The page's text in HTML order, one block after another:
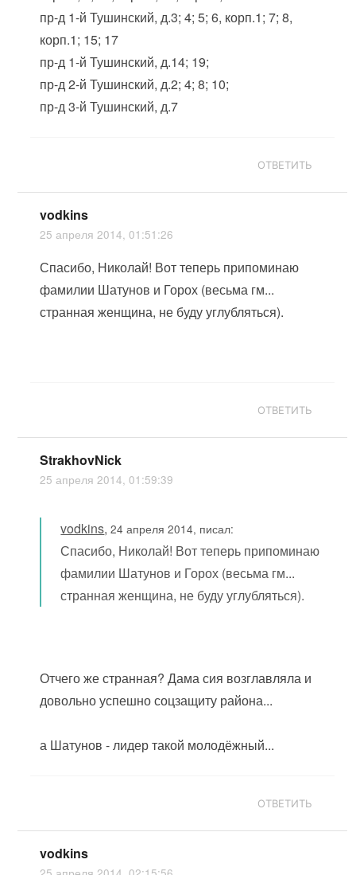
пр-д 1-й Тушинский, д.3; 4; 5; 6, корп.1; 7; 8,
корп.1; 15; 17
пр-д 1-й Тушинский, д.14; 19;
пр-д 2-й Тушинский, д.2; 4; 8; 10;
пр-д 3-й Тушинский, д.7
ОТВЕТИТЬ
vodkins
25 апреля 2014, 01:51:26
Спасибо, Николай! Вот теперь припоминаю
фамилии Шатунов и Горох (весьма гм...
странная женщина, не буду углубляться).
ОТВЕТИТЬ
StrakhovNick
25 апреля 2014, 01:59:39
vodkins,24 апреля 2014, писал:
Спасибо, Николай! Вот теперь припоминаю
фамилии Шатунов и Горох (весьма гм...
странная женщина, не буду углубляться).
Отчего же странная? Дама сия возглавляла и
довольно успешно соцзащиту района...
а Шатунов - лидер такой молодёжный...
ОТВЕТИТЬ
vodkins